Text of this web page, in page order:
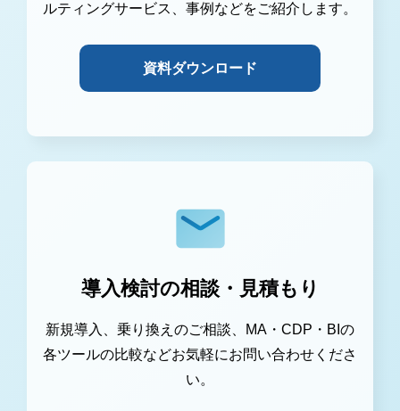
ルティングサービス、事例などをご紹介します。
資料ダウンロード
導入検討の相談・見積もり
新規導入、乗り換えのご相談、MA・CDP・BIの
各ツールの比較などお気軽にお問い合わせくださ
い。